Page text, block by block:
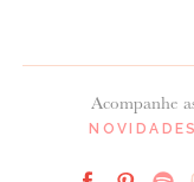
Acompanhe
NOVIDADES